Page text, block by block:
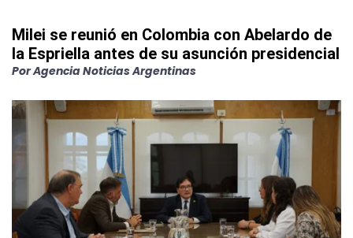
Milei se reunió en Colombia con Abelardo de
la Espriella antes de su asunción presidencial
PorAgencia Noticias Argentinas